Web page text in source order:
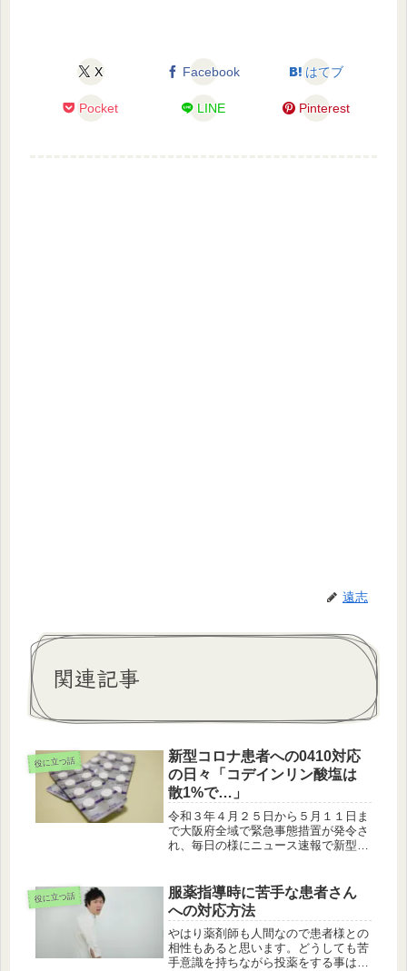
X Facebook はてブ
Pocket LINE Pinterest
遠志
関連記事
役に立つ話
新型コロナ患者への0410対応
の日々「コデインリン酸塩は
散1%で…」
令和３年４月２５日から５月１１日ま
で大阪府全域で緊急事態措置が発令さ
れ、毎日の様にニュース速報で新型コ
すがコロナ対応している病院から近隣
コロナ療養施設へ移っている患者...
役に立つ話
服薬指導時に苦手な患者さん
への対応方法
やはり薬剤師も人間なので患者様との
相性もあると思います。どうしても苦
手意識を持ちながら投薬をする事はな